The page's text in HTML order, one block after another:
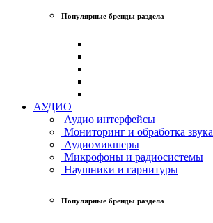
Популярные бренды раздела
АУДИО
Аудио интерфейсы
Мониторинг и обработка звука
Аудиомикшеры
Микрофоны и радиосистемы
Наушники и гарнитуры
Популярные бренды раздела